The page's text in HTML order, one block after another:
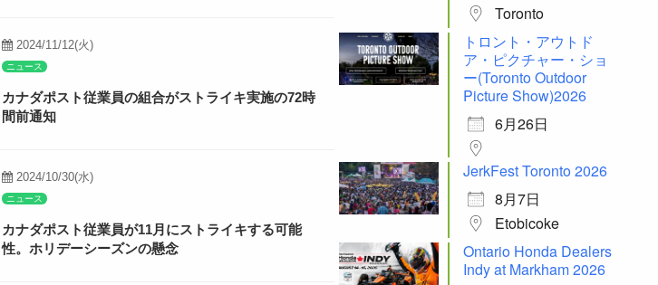
2024/11/12(火)
ニュース
カナダポスト従業員の組合がストライキ実施の72時
間前通知
2024/10/30(水)
ニュース
カナダポスト従業員が11月にストライキする可能
性。ホリデーシーズンの懸念
Toronto
トロント・アウトド
ア・ピクチャー・ショ
ー(Toronto Outdoor
Picture Show)2026
6月26日
JerkFest Toronto 2026
8月7日
Etobicoke
Ontario Honda Dealers
Indy at Markham 2026